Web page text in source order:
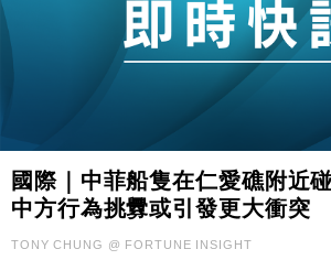
國際｜中菲船隻在仁愛礁附近
中方行為挑釁或引發更大衝突
TONY CHUNG @ FORTUNE INSIGHT